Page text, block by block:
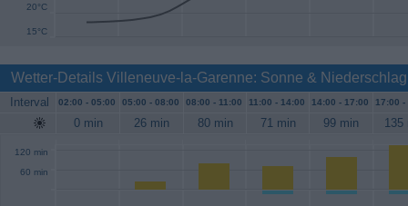
15°C
20°C
Wetter-Details Villeneuve-la-Garenne: Sonne & Niederschlag
Interval 02:00 - 05:00 05:00 - 08:00 08:00 - 11:00 11:00 - 14:00 14:00 - 17:00 17:00 -
0 min 26 min 80 min 71 min 99 min 135
60 min
120 min